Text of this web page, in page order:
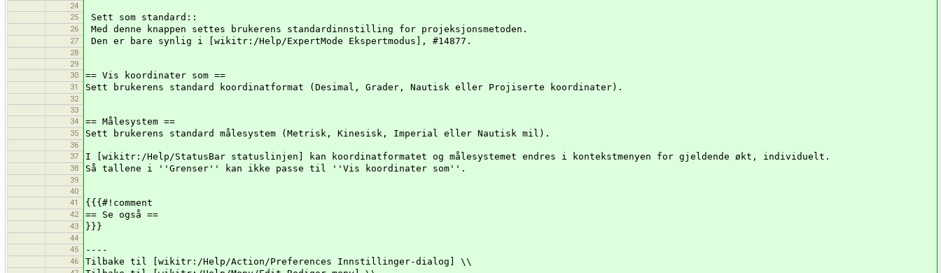
24
25
Sett som standard::
26 Med denne knappen settes brukerens standardinnstilling for projeksjonsmetoden.
27 Den er bare synlig i [wikitr:/Help/ExpertMode Ekspertmodus], #14877.
28
29
30
== Vis koordinater som ==
31 Sett brukerens standard koordinatformat (Desimal, Grader, Nautisk eller Projiserte koordinater).
32
33
34
== Målesystem ==
35 Sett brukerens standard målesystem (Metrisk, Kinesisk, Imperial eller Nautisk mil).
36
37
I [wikitr:/Help/StatusBar statuslinjen] kan koordinatformatet og målesystemet endres i kontekstmenyen for gjeldende økt, individuelt.
38 Så tallene i ''Grenser'' kan ikke passe til ''Vis koordinater som''.
39
40
41
{{{#!comment
42 == Se også ==
43 }}}
44
45
----
46 Tilbake til [wikitr:/Help/Action/Preferences Innstillinger-dialog] \\